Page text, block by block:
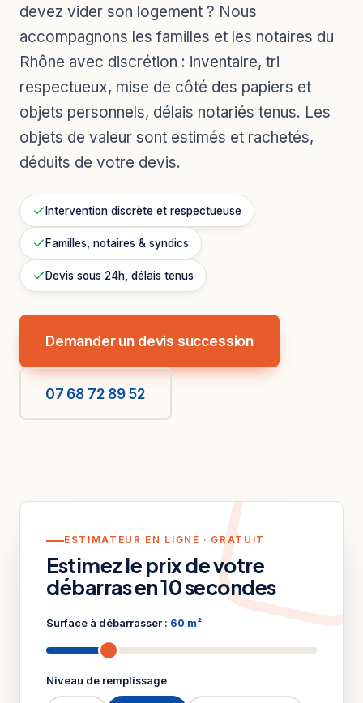
devez vider son logement ? Nous
accompagnons les familles et les notaires du
Rhône avec discrétion : inventaire, tri
respectueux, mise de côté des papiers et
objets personnels, délais notariés tenus. Les
objets de valeur sont estimés et rachetés,
déduits de votre devis.
Intervention discrète et respectueuse
Familles, notaires & syndics
Devis sous 24h, délais tenus
Demander un devis succession
07 68 72 89 52
ESTIMATEUR EN LIGNE · GRATUIT
Estimez le prix de votre
débarras en 10 secondes
Surface à débarrasser : 60 m²
Niveau de remplissage